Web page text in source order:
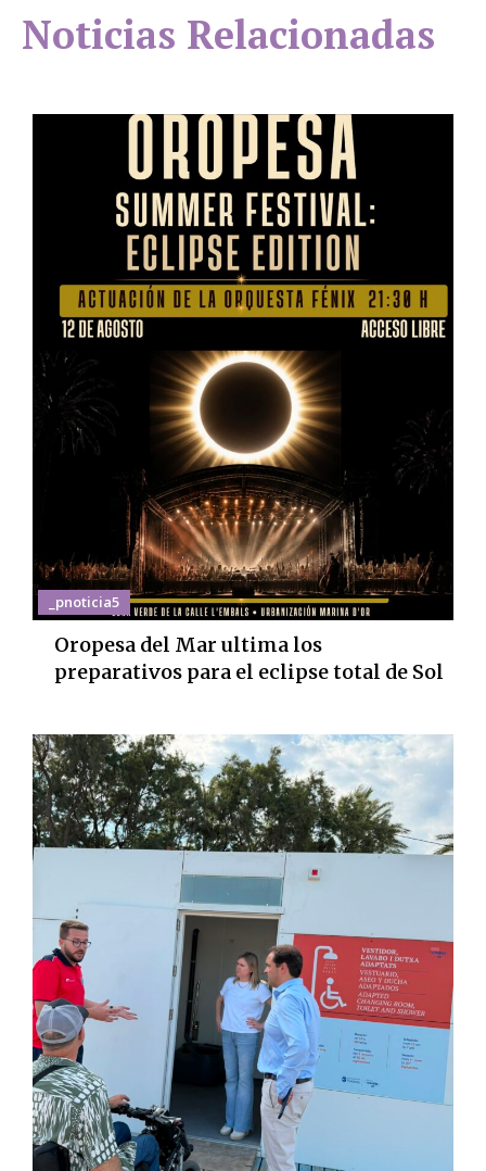
Noticias Relacionadas
_pnoticia5
Oropesa del Mar ultima los
preparativos para el eclipse total de Sol